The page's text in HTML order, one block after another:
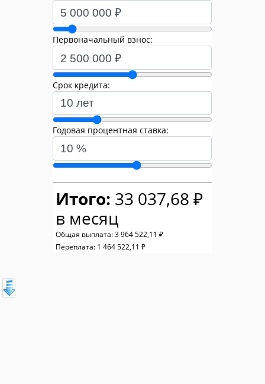
Первоначальный взнос:
Срок кредита:
Годовая процентная ставка:
Итого: 33 037,68 ₽
в месяц
Общая выплата: 3 964 522,11 ₽
Переплата: 1 464 522,11 ₽